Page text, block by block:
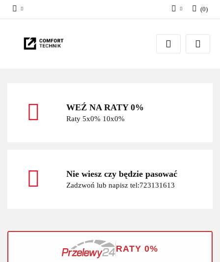
Zaloguj się
Zarejestruj się
(0)
WEŹ NA RATY 0%
Raty 5x0% 10x0%
Nie wiesz czy będzie pasować
Zadzwoń lub napisz tel:723131613
RATY 0%